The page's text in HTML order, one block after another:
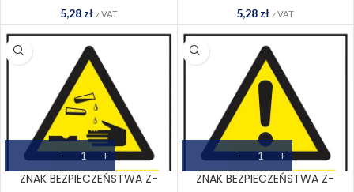
5,28 zł z VAT 5,28 zł z VAT
ZNAK BEZPIECZEŃSTWA Z-
ZNAK BEZPIECZEŃSTWA Z-